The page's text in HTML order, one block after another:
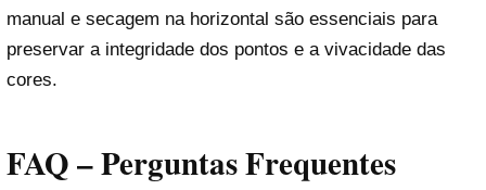
manual e secagem na horizontal são essenciais para
preservar a integridade dos pontos e a vivacidade das
cores.
FAQ – Perguntas Frequentes